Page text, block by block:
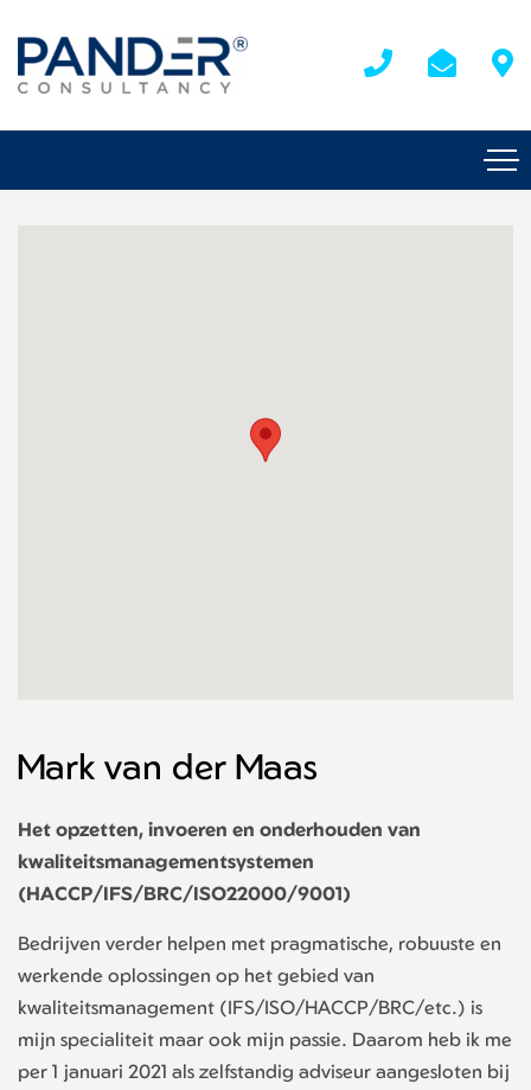
Mark van der Maas
Het opzetten, invoeren en onderhouden van
kwaliteitsmanagementsystemen
(HACCP/IFS/BRC/ISO22000/9001)
Bedrijven verder helpen met pragmatische, robuuste en
werkende oplossingen op het gebied van
kwaliteitsmanagement (IFS/ISO/HACCP/BRC/etc.) is
mijn specialiteit maar ook mijn passie. Daarom heb ik me
per 1 januari 2021 als zelfstandig adviseur aangesloten bij